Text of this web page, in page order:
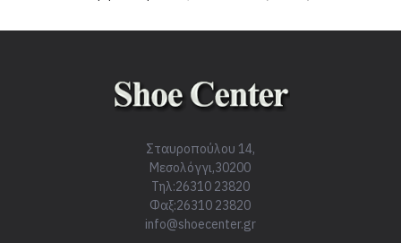
Σταυροπούλου 14,
Μεσολόγγι,30200
Τηλ:26310 23820
Φαξ:26310 23820
info@shoecenter.gr